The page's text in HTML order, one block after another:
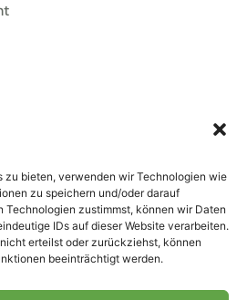
zu bieten, verwenden wir Technologien wie
zu speichern und/oder darauf
Technologien zustimmst, können wir Daten
IDs auf dieser Website verarbeiten.
erteilst oder zurückziehst, können
beeinträchtigt werden.